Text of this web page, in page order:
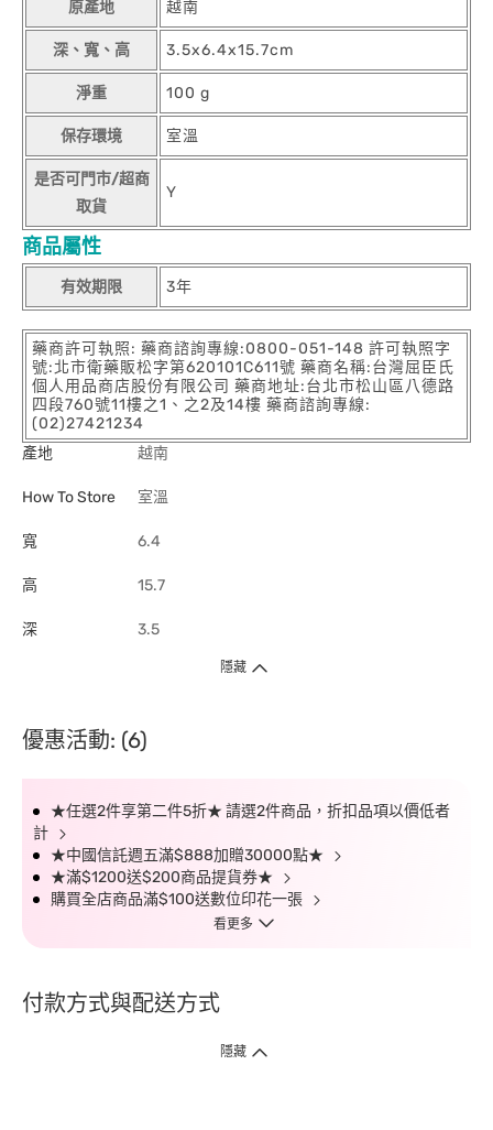
原產地 越南
深、寬、高 3.5x6.4x15.7cm
淨重 100 g
保存環境 室溫
是否可門市/超商
取貨
Y
商品屬性
有效期限 3年
藥商許可執照: 藥商諮詢專線:0800-051-148 許可執照字
號:北市衛藥販松字第620101C611號 藥商名稱:台灣屈臣氏
個人用品商店股份有限公司 藥商地址:台北市松山區八德路
四段760號11樓之1、之2及14樓 藥商諮詢專線:
(02)27421234
產地
越南
How To Store 室溫
寬 6.4
高 15.7
深 3.5
隱藏
優惠活動: (6)
★任選2件享第二件5折★ 請選2件商品，折扣品項以價低者
計
★中國信託週五滿$888加贈30000點★
★滿$1200送$200商品提貨券★
購買全店商品滿$100送數位印花一張
看更多
付款方式與配送方式
隱藏